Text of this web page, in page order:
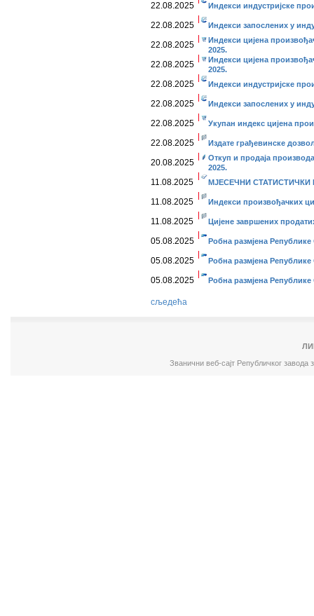
22.08.2025 Индекси индустријске
22.08.2025 Индекси запослених у
22.08.2025
Индекси цијена
2025.
22.08.2025
Индекси цијена
2025.
22.08.2025 Индекси индустријске
22.08.2025 Индекси запослених у
22.08.2025 Укупан индекс цијена
22.08.2025 Издате грађевинске
20.08.2025
Откуп и продаја
2025.
11.08.2025 МЈЕСЕЧНИ СТАТИСТИЧКИ
11.08.2025 Индекси произвођачких
11.08.2025 Цијене завршених
05.08.2025 Робна размјена
05.08.2025 Робна размјена
05.08.2025 Робна размјена
сљедећа
Званични веб-сајт Републичког